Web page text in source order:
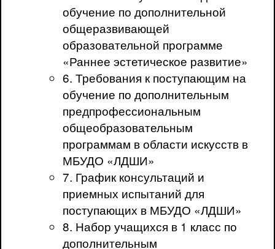
обучение по дополнительной
общеразвивающей
образовательной программе
«Раннее эстетическое развитие»
6. Требования к поступающим на
обучение по дополнительным
предпрофессиональным
общеобразовательным
программам в области искусств в
МБУДО «ЛДШИ»
7. График консультаций и
приемных испытаний для
поступающих в МБУДО «ЛДШИ»
8. Набор учащихся в 1 класс по
дополнительным